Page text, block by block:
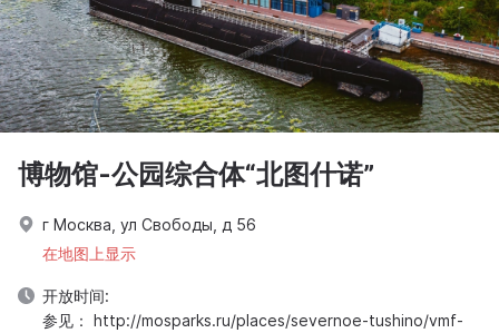
博物馆-公园综合体“北图什诺”
г Москва, ул Свободы, д 56
在地图上显示
开放时间:
参见： http://mosparks.ru/places/severnoe-tushino/vmf-